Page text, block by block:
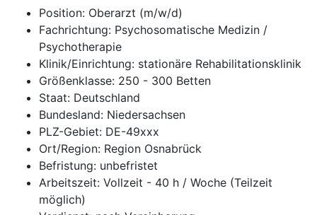
Position: Oberarzt (m/w/d)
Fachrichtung: Psychosomatische Medizin /
Psychotherapie
Klinik/Einrichtung: stationäre Rehabilitationsklinik
Größenklasse: 250 - 300 Betten
Staat: Deutschland
Bundesland: Niedersachsen
PLZ-Gebiet: DE-49xxx
Ort/Region: Region Osnabrück
Befristung: unbefristet
Arbeitszeit: Vollzeit - 40 h / Woche (Teilzeit
möglich)